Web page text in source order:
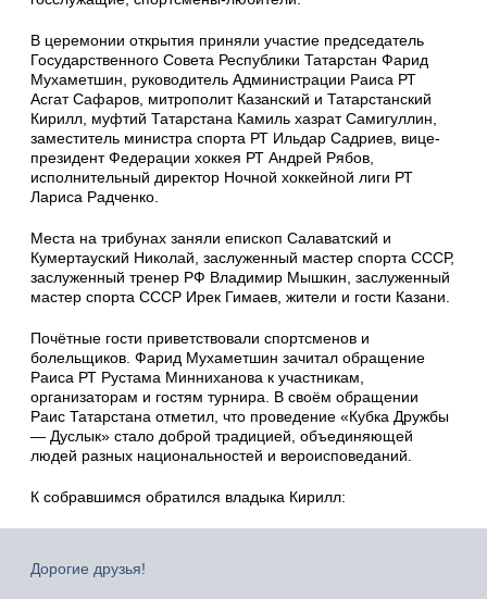
В церемонии открытия приняли участие председатель
Государственного Совета Республики Татарстан Фарид
Мухаметшин, руководитель Администрации Раиса РТ
Асгат Сафаров, митрополит Казанский и Татарстанский
Кирилл, муфтий Татарстана Камиль хазрат Самигуллин,
заместитель министра спорта РТ Ильдар Садриев, вице-
президент Федерации хоккея РТ Андрей Рябов,
исполнительный директор Ночной хоккейной лиги РТ
Лариса Радченко.
Места на трибунах заняли епископ Салаватский и
Кумертауский Николай, заслуженный мастер спорта СССР,
заслуженный тренер РФ Владимир Мышкин, заслуженный
мастер спорта СССР Ирек Гимаев, жители и гости Казани.
Почётные гости приветствовали спортсменов и
болельщиков. Фарид Мухаметшин зачитал обращение
Раиса РТ Рустама Минниханова к участникам,
организаторам и гостям турнира. В своём обращении
Раис Татарстана отметил, что проведение «Кубка Дружбы
— Дуслык» стало доброй традицией, объединяющей
людей разных национальностей и вероисповеданий.
К собравшимся обратился владыка Кирилл:
Дорогие друзья!